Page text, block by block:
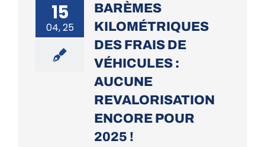
15
04, 25
BARÈMES
KILOMÉTRIQUES
DES FRAIS DE
VÉHICULES :
AUCUNE
REVALORISATION
ENCORE POUR
2025 !